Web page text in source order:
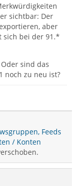
sichtbar: Der
aber
sich bei der 91.*
sind das
noch zu neu ist?
Feeds
/ Konten